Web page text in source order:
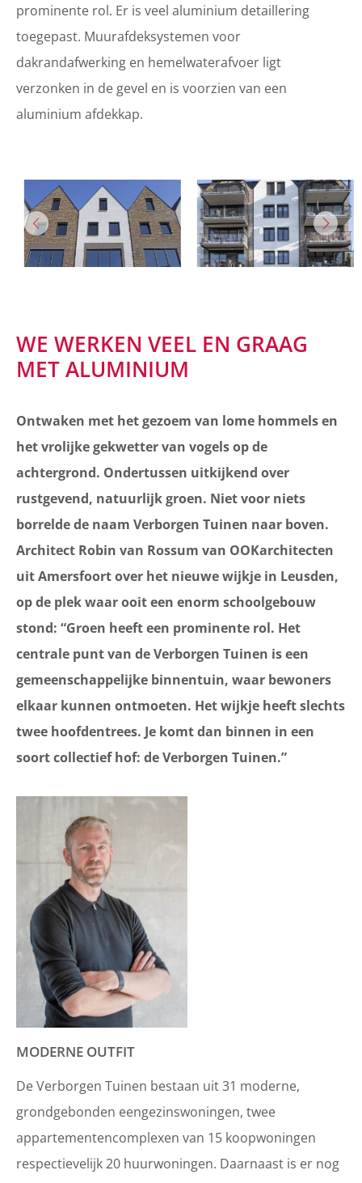
prominente rol. Er is veel aluminium detaillering
toegepast. Muurafdeksystemen voor
dakrandafwerking en hemelwaterafvoer ligt
verzonken in de gevel en is voorzien van een
aluminium afdekkap.
WE WERKEN VEEL EN GRAAG
MET ALUMINIUM
Ontwaken met het gezoem van lome hommels en
het vrolijke gekwetter van vogels op de
achtergrond. Ondertussen uitkijkend over
rustgevend, natuurlijk groen. Niet voor niets
borrelde de naam Verborgen Tuinen naar boven.
Architect Robin van Rossum van OOKarchitecten
uit Amersfoort over het nieuwe wijkje in Leusden,
op de plek waar ooit een enorm schoolgebouw
stond: “Groen heeft een prominente rol. Het
centrale punt van de Verborgen Tuinen is een
gemeenschappelijke binnentuin, waar bewoners
elkaar kunnen ontmoeten. Het wijkje heeft slechts
twee hoofdentrees. Je komt dan binnen in een
soort collectief hof: de Verborgen Tuinen.”
MODERNE OUTFIT
De Verborgen Tuinen bestaan uit 31 moderne,
grondgebonden eengezinswoningen, twee
appartementencomplexen van 15 koopwoningen
respectievelijk 20 huurwoningen. Daarnaast is er nog